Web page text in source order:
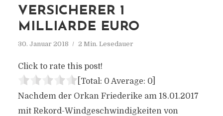
VERSICHERER 1
MILLIARDE EURO
30. Januar 2018 2 Min. Lesedauer
Click to rate this post!
[Total: 0 Average: 0]
Nachdem der Orkan Friederike am 18.01.2017
mit Rekord-Windgeschwindigkeiten von